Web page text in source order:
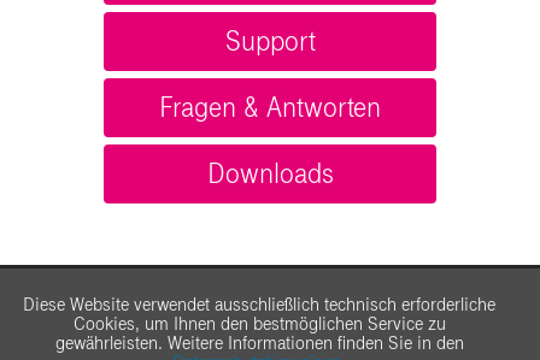
Diese Website verwendet ausschließlich technisch erforderliche
Cookies, um Ihnen den bestmöglichen Service zu
gewährleisten. Weitere Informationen finden Sie in den
Support
Fragen & Antworten
Downloads